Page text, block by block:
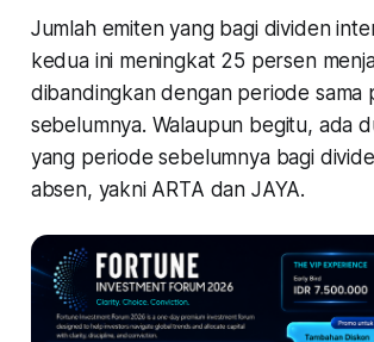
Jumlah emiten yang bagi dividen
kedua ini meningkat 25 persen
dibandingkan dengan periode sama
sebelumnya. Walaupun begitu, ada
yang periode sebelumnya bagi
absen, yakni ARTA dan JAYA.